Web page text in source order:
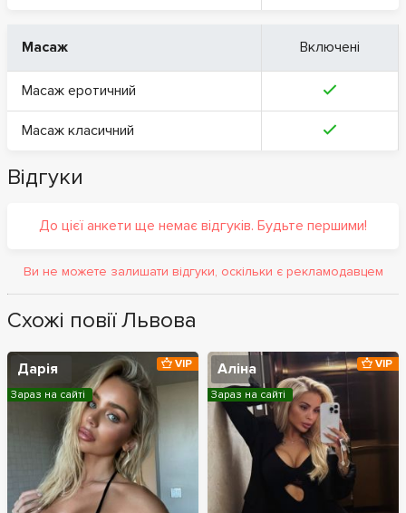
Масаж Включені
Масаж еротичний
Масаж класичний
Відгуки
До цієї анкети ще немає відгуків. Будьте першими!
Ви не можете залишати відгуки, оскільки є рекламодавцем
Схожі повії Львова
Дарія VIP
Зараз на сайті
Аліна VIP
Зараз на сайті